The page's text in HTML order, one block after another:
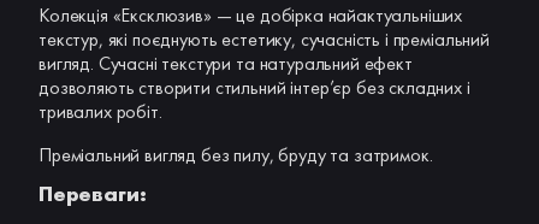
Колекція «Ексклюзив» — це добірка найактуальніших
текстур, які поєднують естетику, сучасність і преміальний
вигляд. Сучасні текстури та натуральний ефект
дозволяють створити стильний інтер’єр без складних і
тривалих робіт.
Преміальний вигляд без пилу, бруду та затримок.
Переваги: